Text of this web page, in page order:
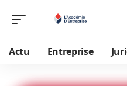
Actu Entreprise